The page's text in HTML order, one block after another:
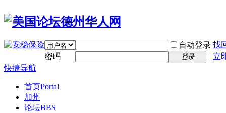
自动登录 找
密码
登录
立
快捷导航
首页Portal
加州
论坛BBS